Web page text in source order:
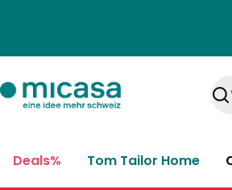
Deals% Tom Tailor Home